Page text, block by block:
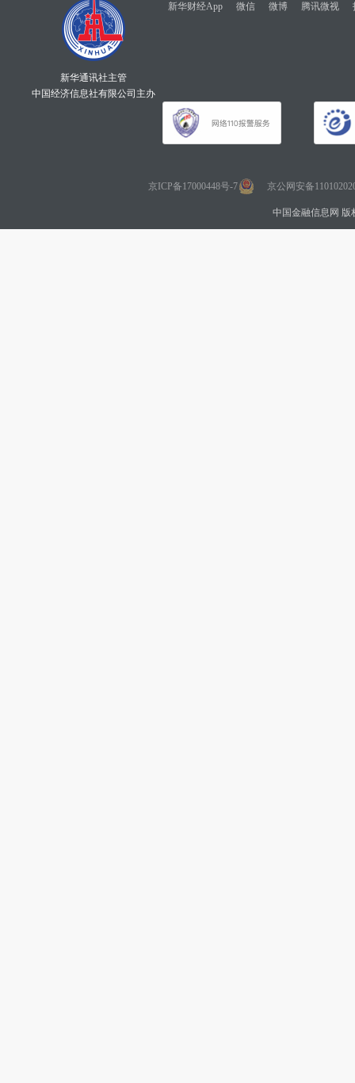
新华通讯社主管
中国经济信息社有限公司主办
新华财经App 微信 微博 腾讯微视
京ICP备17000448号-7 京公网安备
中国金融信息网 版